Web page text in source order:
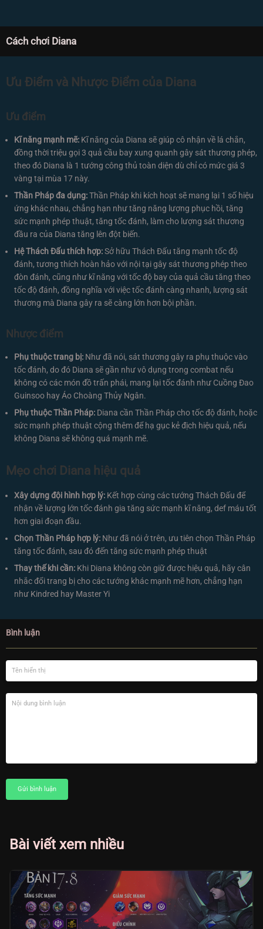
Cách chơi Diana
Ưu Điểm và Nhược Điểm của Diana
Ưu điểm
Kĩ năng mạnh mẽ: Kĩ năng của Diana sẽ giúp cô nhận về lá chắn,
đồng thời triệu gọi 3 quả cầu bay xung quanh gây sát thương phép,
theo đó Diana là 1 tướng công thủ toàn diện dù chỉ có mức giá 3
vàng tại mùa 17 này.
Thần Pháp đa dụng:Thần Pháp khi kích hoạt sẽ mang lại 1 số hiệu
ứng khác nhau, chẳng hạn như tăng năng lượng phục hồi, tăng
sức mạnh phép thuật, tăng tốc đánh, làm cho lượng sát thương
đầu ra của Diana tăng lên đột biến.
Hệ Thách Đấu thích hợp:Sở hữu Thách Đấu tăng mạnh tốc độ
đánh, tương thích hoàn hảo với nội tại gây sát thương phép theo
đòn đánh, cũng như kĩ năng với tốc độ bay của quả cầu tăng theo
tốc độ đánh, đồng nghĩa với việc tốc đánh càng nhanh, lượng sát
thương mà Diana gây ra sẽ càng lớn hơn bội phần.
Nhược điểm
Phụ thuộc trang bị: Như đã nói, sát thương gây ra phụ thuộc vào
tốc đánh, do đó Diana sẽ gần như vô dụng trong combat nếu
không có các món đồ trấn phái, mang lại tốc đánh như Cuồng Đao
Guinsoo hay Áo Choàng Thủy Ngân.
Phụ thuộc Thần Pháp: Diana cần Thần Pháp cho tốc độ đánh, hoặc
sức mạnh phép thuật cộng thêm để hạ gục kẻ địch hiệu quả, nếu
không Diana sẽ không quá mạnh mẽ.
Mẹo chơi Diana hiệu quả
Xây dựng đội hình hợp lý: Kết hợp cùng các tướng Thách Đấu để
nhận về lượng lớn tốc đánh gia tăng sức mạnh kĩ năng, def máu tốt
hơn giai đoạn đầu.
Chọn Thần Pháp hợp lý: Như đã nói ở trên, ưu tiên chọn Thần Pháp
tăng tốc đánh, sau đó đến tăng sức mạnh phép thuật
Thay thế khi cần: Khi Diana không còn giữ được hiệu quả, hãy cân
nhắc đổi trang bị cho các tướng khác mạnh mẽ hơn, chẳng hạn
như Kindred hay Master Yi
Bình luận
Gửi bình luận
Bài viết xem nhiều